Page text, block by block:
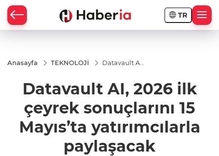
TR
Anasayfa TEKNOLOJİ
Datavault AI,
sonuçlarını
15 Mayıs’ta
yatırımcılarla
paylaşacak
Datavault AI, 2026 ilk
çeyrek sonuçlarını 15
Mayıs’ta yatırımcılarla
paylaşacak